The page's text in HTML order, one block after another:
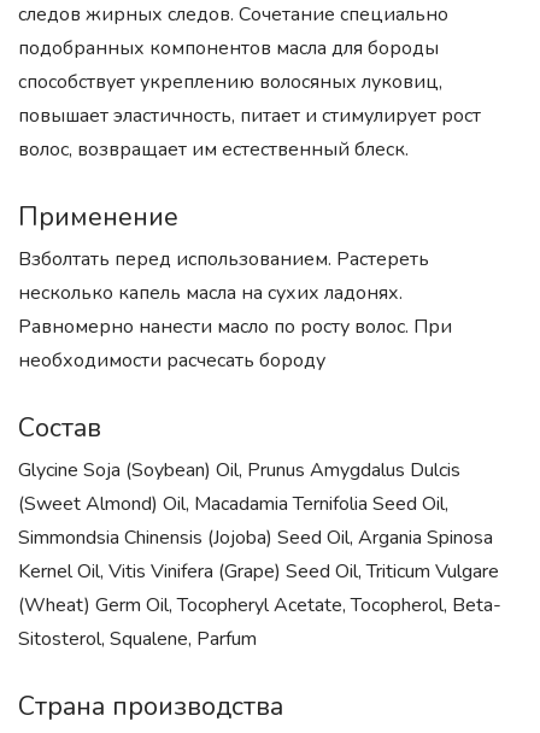
следов жирных следов. Сочетание специально
подобранных компонентов масла для бороды
способствует укреплению волосяных луковиц,
повышает эластичность, питает и стимулирует рост
волос, возвращает им естественный блеск.
Применение
Взболтать перед использованием. Растереть
несколько капель масла на сухих ладонях.
Равномерно нанести масло по росту волос. При
необходимости расчесать бороду
Состав
Glycine Soja (Soybean) Oil, Prunus Amygdalus Dulcis
(Sweet Almond) Oil, Macadamia Ternifolia Seed Oil,
Simmondsia Chinensis (Jojoba) Seed Oil, Argania Spinosa
Kernel Oil, Vitis Vinifera (Grape) Seed Oil, Triticum Vulgare
(Wheat) Germ Oil, Tocopheryl Acetate, Tocopherol, Beta-
Sitosterol, Squalene, Parfum
Страна производства